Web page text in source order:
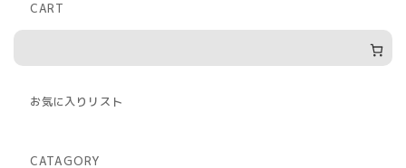
CART
お気に入りリスト
CATAGORY